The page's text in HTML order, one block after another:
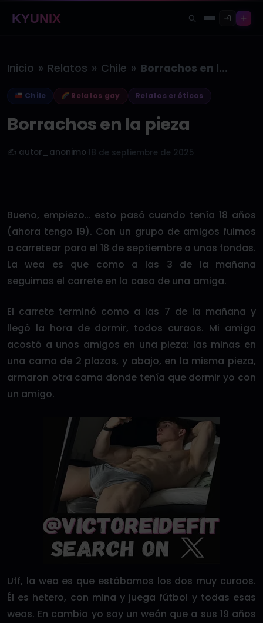
KYUNIX
Inicio » Relatos » Chile » Borrachos en la pieza
Chile Relatos gay Relatos eróticos
Borrachos en la pieza
✍️ autor_anonimo 18 de septiembre de 2025
Bueno, empiezo… esto pasó cuando tenía 18 años
(ahora tengo 19). Con un grupo de amigos fuimos
a carretear para el 18 de septiembre a unas fondas.
La wea es que como a las 3 de la mañana
seguimos el carrete en la casa de una amiga.
El carrete terminó como a las 7 de la mañana y
llegó la hora de dormir, todos curaos. Mi amiga
acostó a unos amigos en una pieza: las minas en
una cama de 2 plazas, y abajo, en la misma pieza,
armaron otra cama donde tenía que dormir yo con
un amigo.
Uff, la wea es que estábamos los dos muy curaos.
Él es hetero, con mina y juega fútbol y todas esas
weas. En cambio yo soy un weón que a sus 19 años